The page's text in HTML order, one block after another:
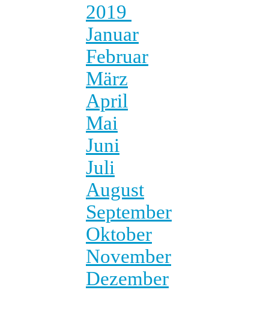
2019
Januar
Februar
März
April
Mai
Juni
Juli
August
September
Oktober
November
Dezember